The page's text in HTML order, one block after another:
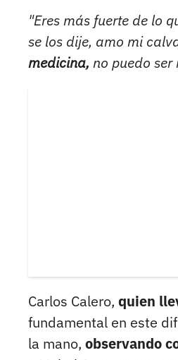
"Eres más fuerte de lo
se los dije, amo mi
medicina, no puedo
Carlos Calero, quien
fundamental en este
la mano, observando